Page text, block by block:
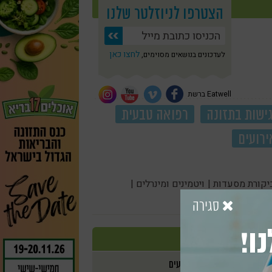
הצטרפו לניוזלטר שלנו
לעדכונים בנושאים מסוימים, לחצו כאן
Eatwell ברשת
גישות בתזונה
רפואה טבעית
מסעדות | ויטמינים ומינרלים |
אירועים
סגירה